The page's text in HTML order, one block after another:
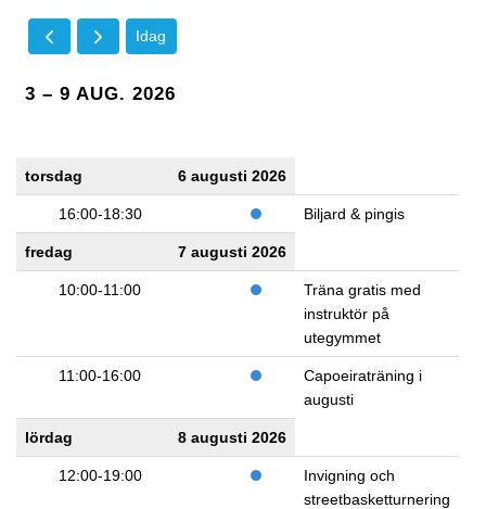
Idag
3 – 9 AUG. 2026
torsdag 6 augusti 2026
16:00-18:30 Biljard & pingis
fredag 7 augusti 2026
10:00-11:00
Träna gratis med
instruktör på
utegymmet
11:00-16:00
Capoeiraträning i
augusti
lördag 8 augusti 2026
12:00-19:00
Invigning och
streetbasketturnering